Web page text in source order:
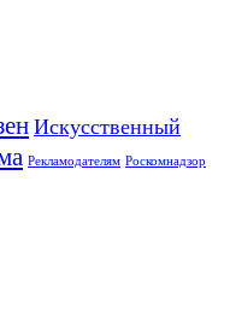
Искусственный
Рекламодателям Роскомнадзор